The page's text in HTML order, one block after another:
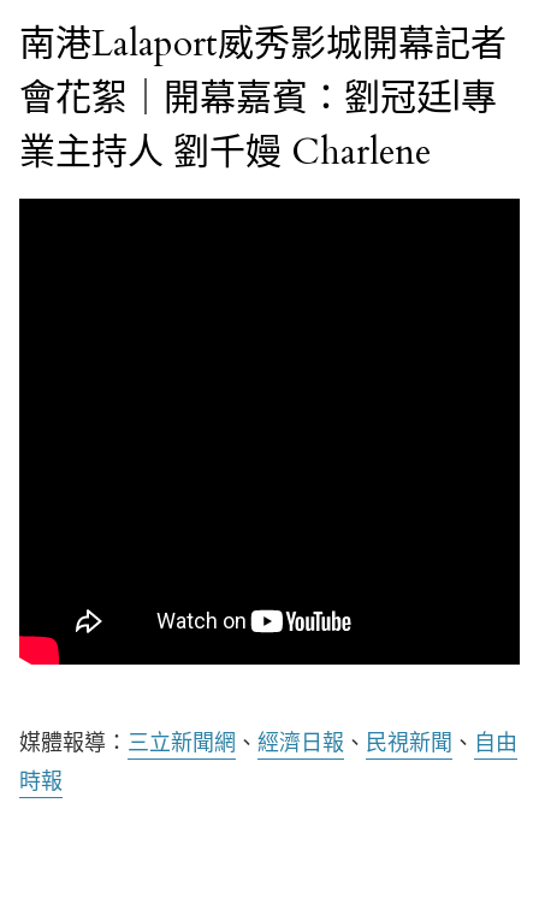
南港Lalaport威秀影城開幕記者
會花絮｜開幕嘉賓：劉冠廷|專
業主持人 劉千嫚 Charlene
媒體報導： 三立新聞網 、 經濟日報 、 民視新聞 、 自由
時報